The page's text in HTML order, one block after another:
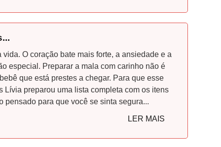
O coração bate mais forte, a ansiedade e a
especial. Preparar a mala com carinho não é
que está prestes a chegar. Para que esse
Lívia preparou uma lista completa com os itens
para que você se sinta segura...
LER MAIS